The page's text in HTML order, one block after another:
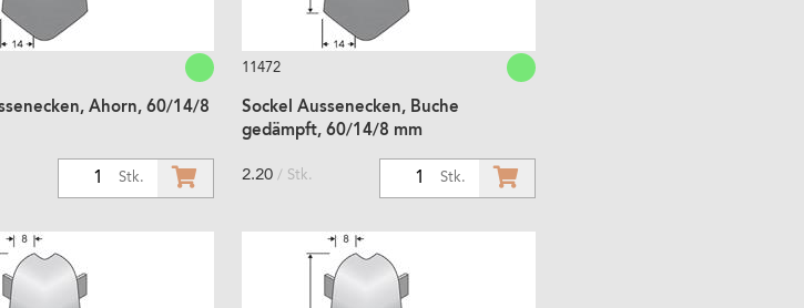
Ahorn, 60/14/8
Stk.
11472
Sockel Aussenecken, Buche
gedämpft, 60/14/8 mm
Stk.
2.20 / Stk.